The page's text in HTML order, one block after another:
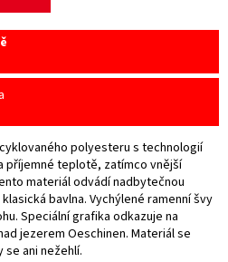
polyesteru s technologií
příjemné teplotě, zatímco vnější
materiál odvádí nadbytečnou
bavlna. Vychýlené ramenní švy
Speciální grafika odkazuje na
jezerem Oeschinen. Materiál se
ani nežehlí.